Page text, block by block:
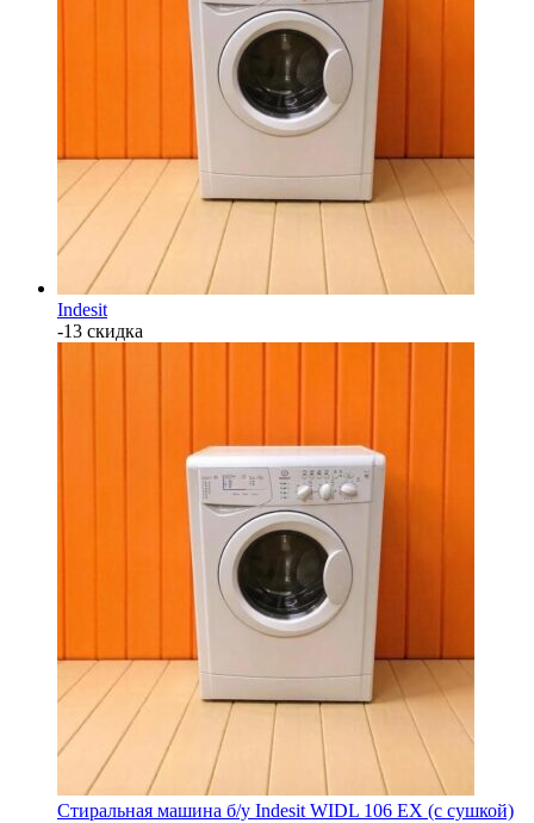
Indesit
-13 скидка
Стиральная машина б/у Indesit WIDL 106 EX (с сушкой)